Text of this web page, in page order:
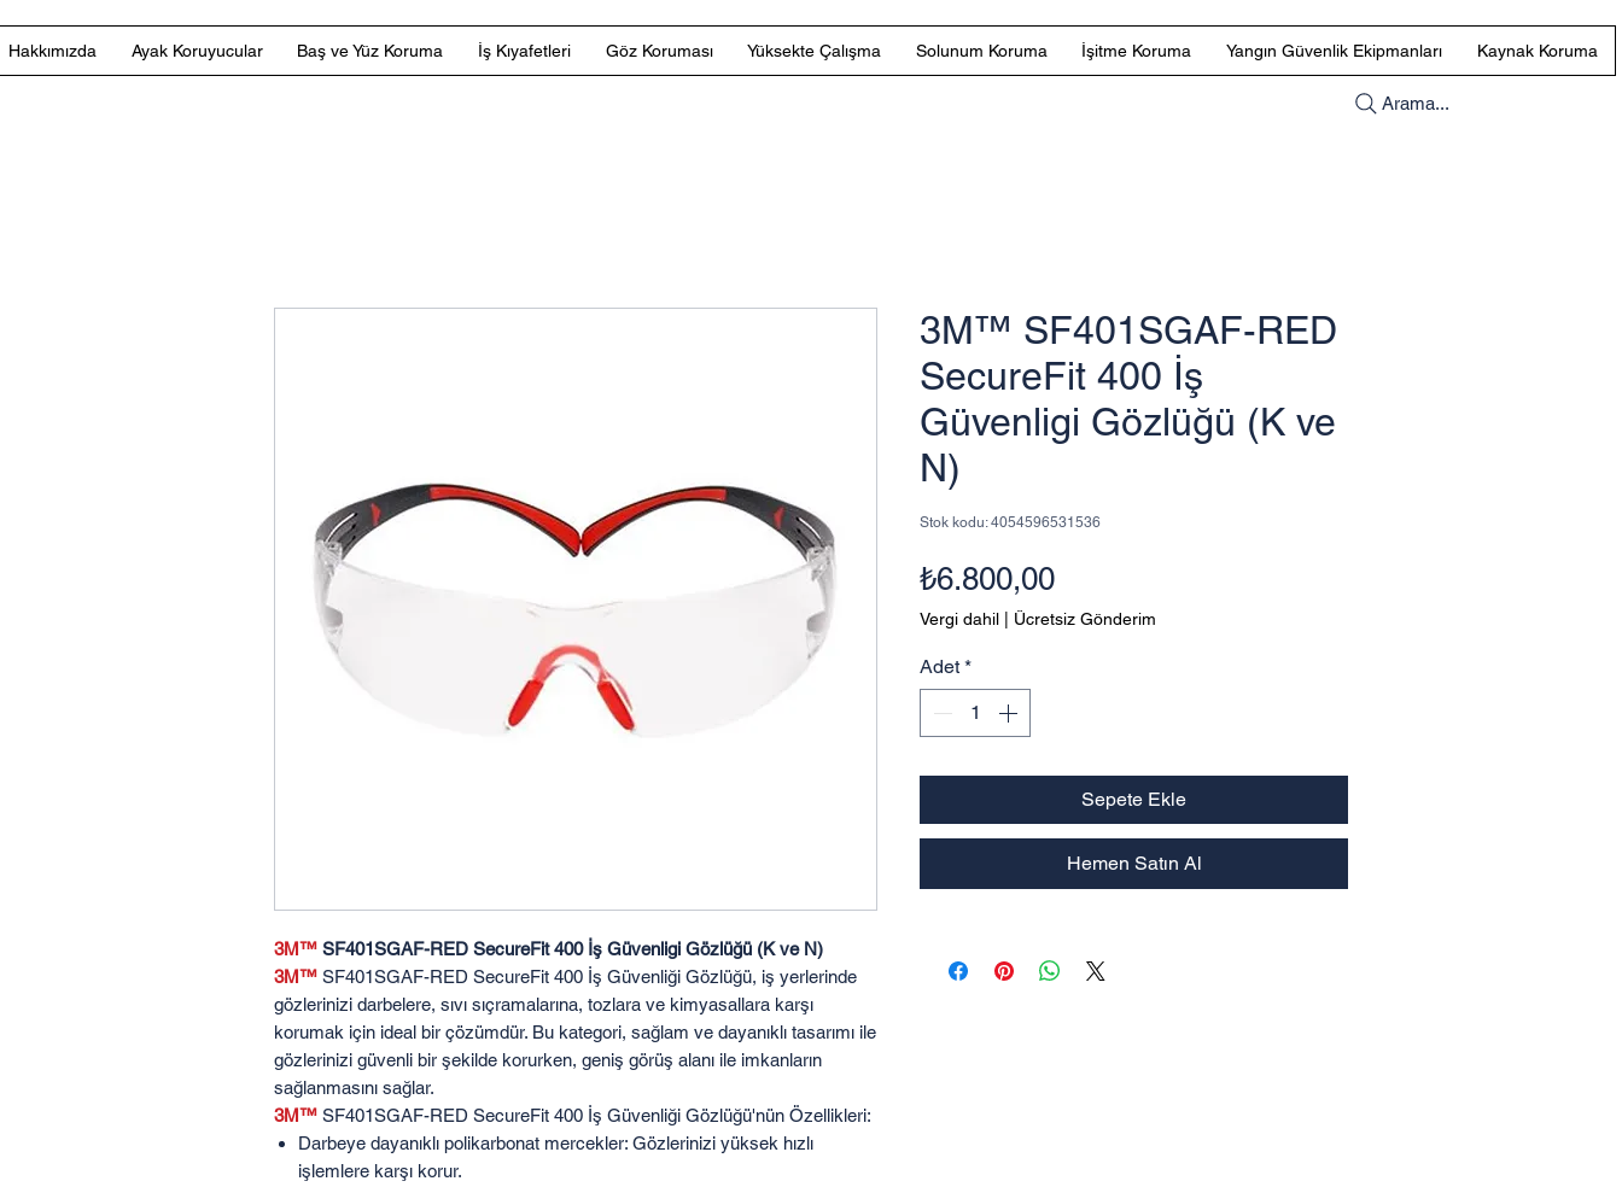
Hakkımızda Ayak Koruyucular Baş ve Yüz Koruma İş Kıyafetleri Göz Koruması Yüksekte Çalışma Solunum Koruma İşitme Koruma Yangın Güvenlik Ekipmanları Kaynak Koruma
Arama...
3M™ SF401SGAF-RED SecureFit 400 İş Güvenligi Gözlüğü (K ve N)
3M™ SF401SGAF-RED SecureFit 400 İş Güvenliği Gözlüğü, iş yerlerinde
gözlerinizi darbelere, sıvı sıçramalarına, tozlara ve kimyasallara karşı
korumak için ideal bir çözümdür. Bu kategori, sağlam ve dayanıklı tasarımı ile
gözlerinizi güvenli bir şekilde korurken, geniş görüş alanı ile imkanların
sağlanmasını sağlar.
3M™ SF401SGAF-RED SecureFit 400 İş Güvenliği Gözlüğü'nün Özellikleri:
Darbeye dayanıklı polikarbonat mercekler: Gözlerinizi yüksek hızlı
işlemlere karşı korur.
3M™ SF401SGAF-RED
SecureFit 400 İş
Güvenligi Gözlüğü (K ve
N)
Stok kodu: 4054596531536
₺6.800,00Fiyat
Vergi dahil Ücretsiz Gönderim
Adet *
Sepete Ekle
Hemen Satın Al